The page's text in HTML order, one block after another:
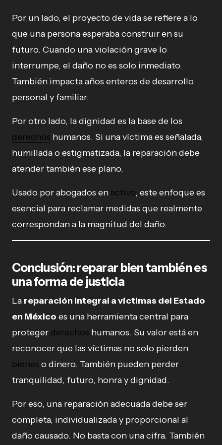
Por un lado, el proyecto de vida se refiere a lo
que una persona esperaba construir en su
futuro. Cuando una violación grave lo
interrumpe, el daño no es solo inmediato.
También impacta años enteros de desarrollo
personal y familiar.
Por otro lado, la dignidad es la base de los
derechos humanos. Si una víctima es señalada,
humillada o estigmatizada, la reparación debe
atender también ese plano.
Usado por abogados en activo, este enfoque es
esencial para reclamar medidas que realmente
correspondan a la magnitud del daño.
Conclusión: reparar bien también es
una forma de justicia
La reparación integral a víctimas del Estado
en México es una herramienta central para
proteger derechos humanos. Su valor está en
reconocer que las víctimas no solo pierden
bienes o dinero. También pueden perder
tranquilidad, futuro, honra y dignidad.
Por eso, una reparación adecuada debe ser
completa, individualizada y proporcional al
daño causado. No basta con una cifra. También